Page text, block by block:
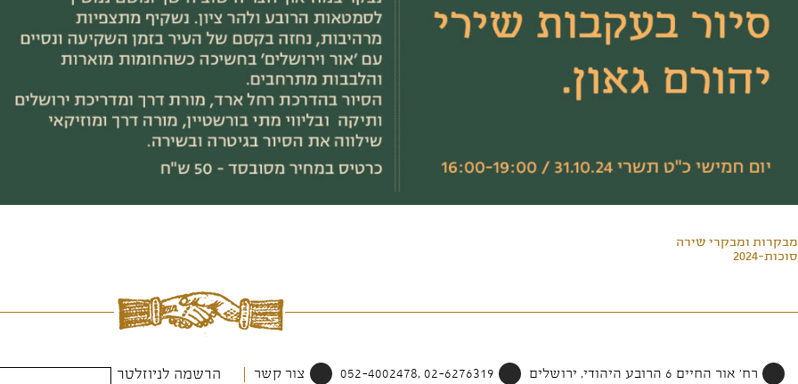
מבקרות ומבקרי שירה
סוכות-2024
רח' אור החיים 6 הרובע היהודי, ירושלים 02-6276319 ,052-4002478 צור קשר הרשמה לניוזלטר